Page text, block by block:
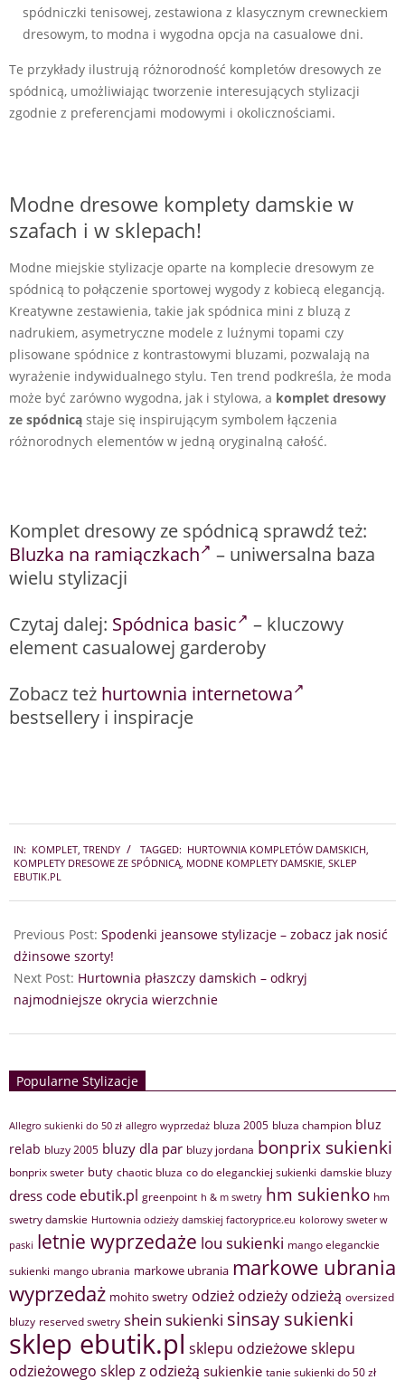
spódniczki tenisowej, zestawiona z klasycznym crewneckiem
dresowym, to modna i wygodna opcja na casualowe dni.
Te przykłady ilustrują różnorodność kompletów dresowych ze
spódnicą, umożliwiając tworzenie interesujących stylizacji
zgodnie z preferencjami modowymi i okolicznościami.
Modne dresowe komplety damskie w
szafach i w sklepach!
Modne miejskie stylizacje oparte na komplecie dresowym ze
spódnicą to połączenie sportowej wygody z kobiecą elegancją.
Kreatywne zestawienia, takie jak spódnica mini z bluzą z
nadrukiem, asymetryczne modele z luźnymi topami czy
plisowane spódnice z kontrastowymi bluzami, pozwalają na
wyrażenie indywidualnego stylu. Ten trend podkreśla, że moda
może być zarówno wygodna, jak i stylowa, a komplet dresowy
ze spódnicą staje się inspirującym symbolem łączenia
różnorodnych elementów w jedną oryginalną całość.
Komplet dresowy ze spódnicą sprawdź też:
Bluzka na ramiączkach
– uniwersalna baza
wielu stylizacji
Czytaj dalej: Spódnica basic
– kluczowy
element casualowej garderoby
Zobacz też hurtownia internetowa
bestsellery i inspiracje
08-
25
IN: KOMPLET TRENDY TAGGED: HURTOWNIA KOMPLETÓW DAMSKICH
KOMPLETY DRESOWE ZE SPÓDNICĄ MODNE KOMPLETY DAMSKIE SKLEP
EBUTIK.PL
Previous Post: Spodenki jeansowe stylizacje – zobacz jak nosić
dżinsowe szorty!
Next Post: Hurtownia płaszczy damskich – odkryj
najmodniejsze okrycia wierzchnie
Popularne Stylizacje
Allegro sukienki do 50 zł allegro wyprzedaż bluza 2005 bluza champion bluz
relab bluzy 2005 bluzy dla par bluzy jordana bonprix sukienki
bonprix sweter buty chaotic bluza co do eleganckiej sukienki damskie bluzy
dress code ebutik.pl greenpoint h & m swetry hm sukienko hm
swetry damskie Hurtownia odzieży damskiej factoryprice.eu kolorowy sweter w
paski letnie wyprzedaże lou sukienki mango eleganckie
sukienki mango ubrania markowe ubrania markowe ubrania
wyprzedaż mohito swetry odzież odzieży odzieżą oversized
bluzy reserved swetry shein sukienki sinsay sukienki
sklep ebutik.pl sklepu odzieżowesklepu
odzieżowego sklep z odzieżą sukienkie tanie sukienki do 50 zł